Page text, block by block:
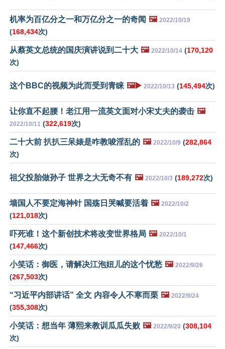
机率为百亿分之一和万亿分之一的奇闻 🖼️ 2022/10/19
(168,434次)
从蔡英文总统的国庆演讲说到二十大 🖼️ 2022/10/14 (170,120
次)
这个BBC的视频为此而受到青睐 🖼️▶️ 2022/10/13 (145,494次)
让你直不起腰！老江用一流英文面对小宋丈夫的袭击 🖼️
2022/10/11 (322,619次)
二十大前 扒扒三呆婊是咋教唆淫乱的 🖼️ 2022/10/9 (282,864
次)
祖父投胎做孙子 世界之大无奇不有 🖼️ 2022/10/3 (189,272次)
墙国人不要定海神针 国殇日哭喊要活着 🖼️ 2022/10/2
(121,018次)
吓死谁！这个新创技术将改变世界格局 🖼️ 2022/10/1
(147,466次)
小笑话：御医，请解决江泡妞儿的这个忧愁 🖼️ 2022/9/26
(267,503次)
“习近平内部讲话” 全文 内容令人不寒而栗 🖼️ 2022/9/24
(355,308次)
小笑话：想当年 薄熙来教训瓜瓜失败 🖼️ 2022/9/20 (308,104
次)